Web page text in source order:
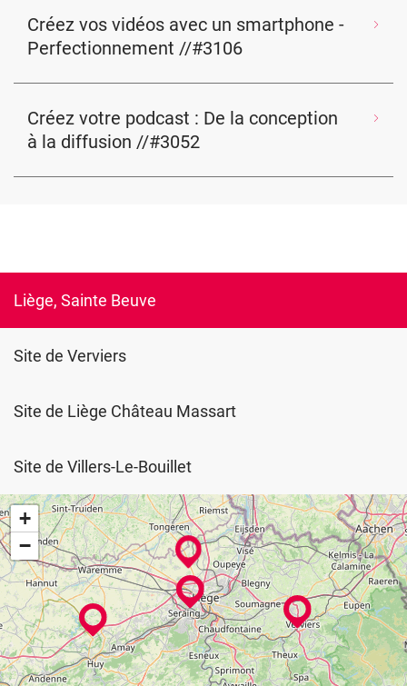
Créez vos vidéos avec un smartphone -
Perfectionnement //#3106
Créez votre podcast : De la conception
à la diffusion //#3052
+
−
Liège, Sainte Beuve
Site de Verviers
Site de Liège Château Massart
Site de Villers-Le-Bouillet